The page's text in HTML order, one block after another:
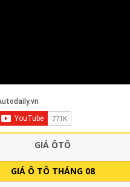
GIÁ ÔTÔ
GIÁ Ô TÔ THÁNG 08